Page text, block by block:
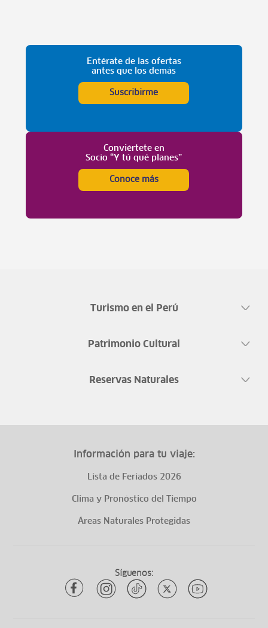
Entérate de las ofertas
antes que los demás
Suscribirme
Conviértete en
Socio “Y tú qué planes”
Conoce más
Turismo en el Perú
Patrimonio Cultural
Reservas Naturales
Información para tu viaje:
Lista de Feriados 2026
Clima y Pronóstico del Tiempo
Áreas Naturales Protegidas
Síguenos: